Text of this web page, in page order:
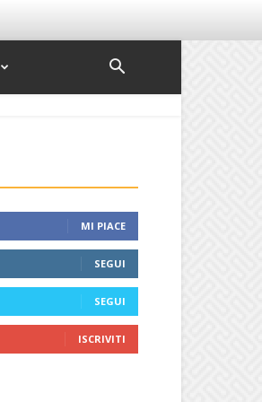
MI PIACE
SEGUI
SEGUI
ISCRIVITI